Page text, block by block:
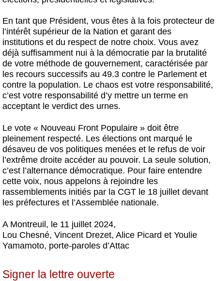
En tant que Président, vous êtes à la fois protecteur de
l’intérêt supérieur de la Nation et garant des
institutions et du respect de notre choix. Vous avez
déjà suffisamment nui à la démocratie par la brutalité
de votre méthode de gouvernement, caractérisée par
les recours successifs au 49.3 contre le Parlement et
contre la population. Le chaos est votre responsabilité,
c’est votre responsabilité d’y mettre un terme en
acceptant le verdict des urnes.
Le vote « Nouveau Front Populaire » doit être
pleinement respecté. Les élections ont marqué le
désaveu de vos politiques menées et le refus de voir
l’extrême droite accéder au pouvoir. La seule solution,
c’est l’alternance démocratique. Pour faire entendre
cette voix, nous appelons à rejoindre les
rassemblements initiés par la CGT le 18 juillet devant
les préfectures et l’Assemblée nationale.
A Montreuil, le 11 juillet 2024,
Lou Chesné, Vincent Drezet, Alice Picard et Youlie
Yamamoto, porte-paroles d’Attac
Signer la lettre ouverte